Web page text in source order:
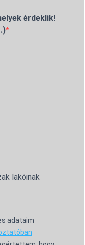
érdeklik!
lakóinak
adataim